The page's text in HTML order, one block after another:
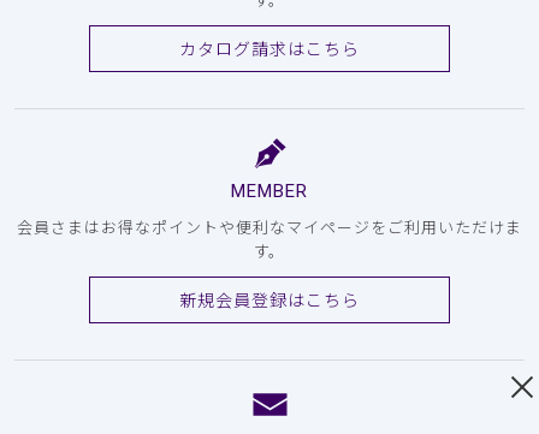
カタログ請求はこちら
MEMBER
会員さまはお得なポイントや便利なマイページをご利用いただけま
す。
新規会員登録はこちら